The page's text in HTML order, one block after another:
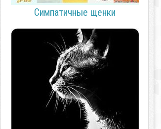
Симпатичные щенки